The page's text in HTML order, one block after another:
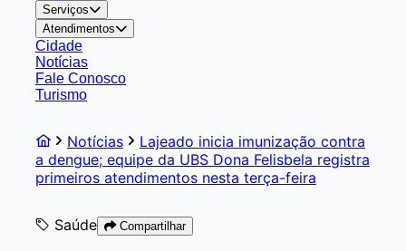
Serviços
Atendimentos
Cidade
Notícias
Fale Conosco
Turismo
Notícias
Lajeado inicia imunização contra
a dengue; equipe da UBS Dona Felisbela registra
primeiros atendimentos nesta terça-feira
Saúde Compartilhar